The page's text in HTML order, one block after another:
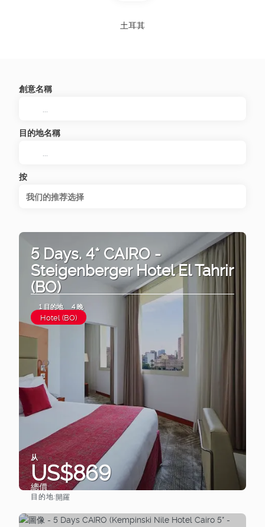
土耳其
創意名稱
目的地名稱
按
我们的推荐选择
5 Days. 4* CAIRO -
Steigenberger Hotel El Tahrir
(BO)
1 目的地 4 晚
Hotel (BO)
从
US$869
總價
目的地:開羅